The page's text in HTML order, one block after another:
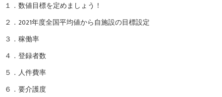
１．数値目標を定めましょう！
２．2021年度全国平均値から自施設の目標設定
３．稼働率
４．登録者数
５．人件費率
６．要介護度